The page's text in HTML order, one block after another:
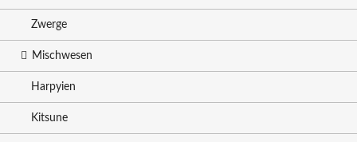
Zwerge
Mischwesen
Harpyien
Kitsune